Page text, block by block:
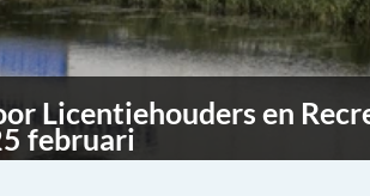
Licentiehouders en
februari